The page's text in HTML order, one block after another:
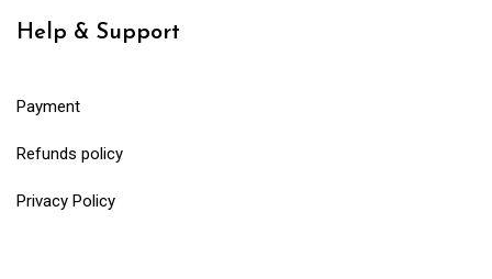
Help & Support
Payment
Refunds policy
Privacy Policy